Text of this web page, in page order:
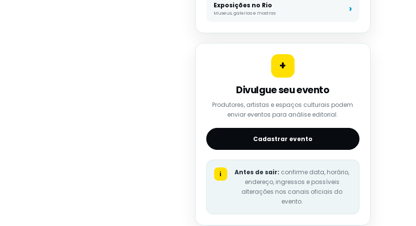
Exposições no Rio
Museus, galerias e mostras
+
Divulgue seu evento
Produtores, artistas e espaços culturais podem
enviar eventos para análise editorial.
Cadastrar evento
i Antes de sair: confirme data, horário,
endereço, ingressos e possíveis
alterações nos canais oficiais do
evento.